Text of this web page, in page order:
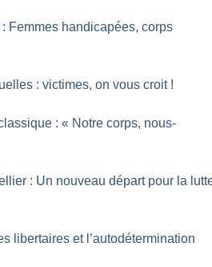
Femmes handicapées, corps
: victimes, on vous croit !
: « Notre corps, nous-
: Un nouveau départ pour la
libertaires et l’autodétermination